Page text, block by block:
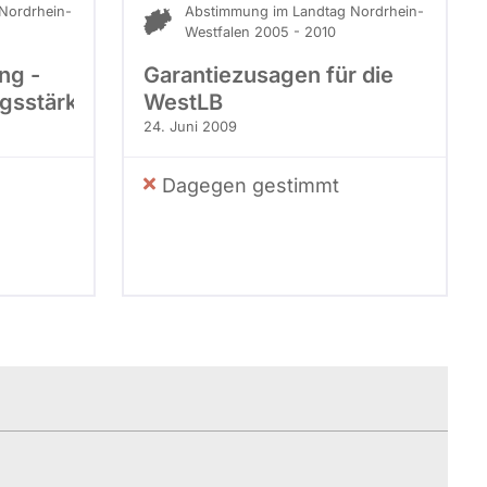
-
Abstimmung im Landtag Nordrhein-
Westfalen 2005 - 2010
Garantiezusagen für die
WestLB
24. Juni 2009
Dagegen gestimmt